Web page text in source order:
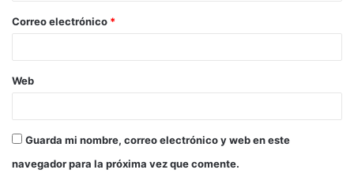
Correo electrónico *
Web
Guarda mi nombre, correo electrónico y web en este
navegador para la próxima vez que comente.